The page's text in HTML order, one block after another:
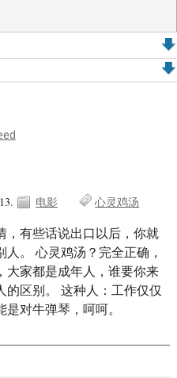
电影 心灵鸡汤
，有些话说出口以后，你就
。 心灵鸡汤？完全正确，
大家都是成年人，谁要你来
区别。 这种人：工作仅仅
对牛弹琴，呵呵。